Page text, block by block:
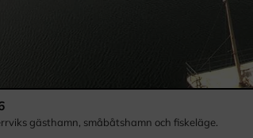
gästhamn, småbåtshamn och fiskeläge.